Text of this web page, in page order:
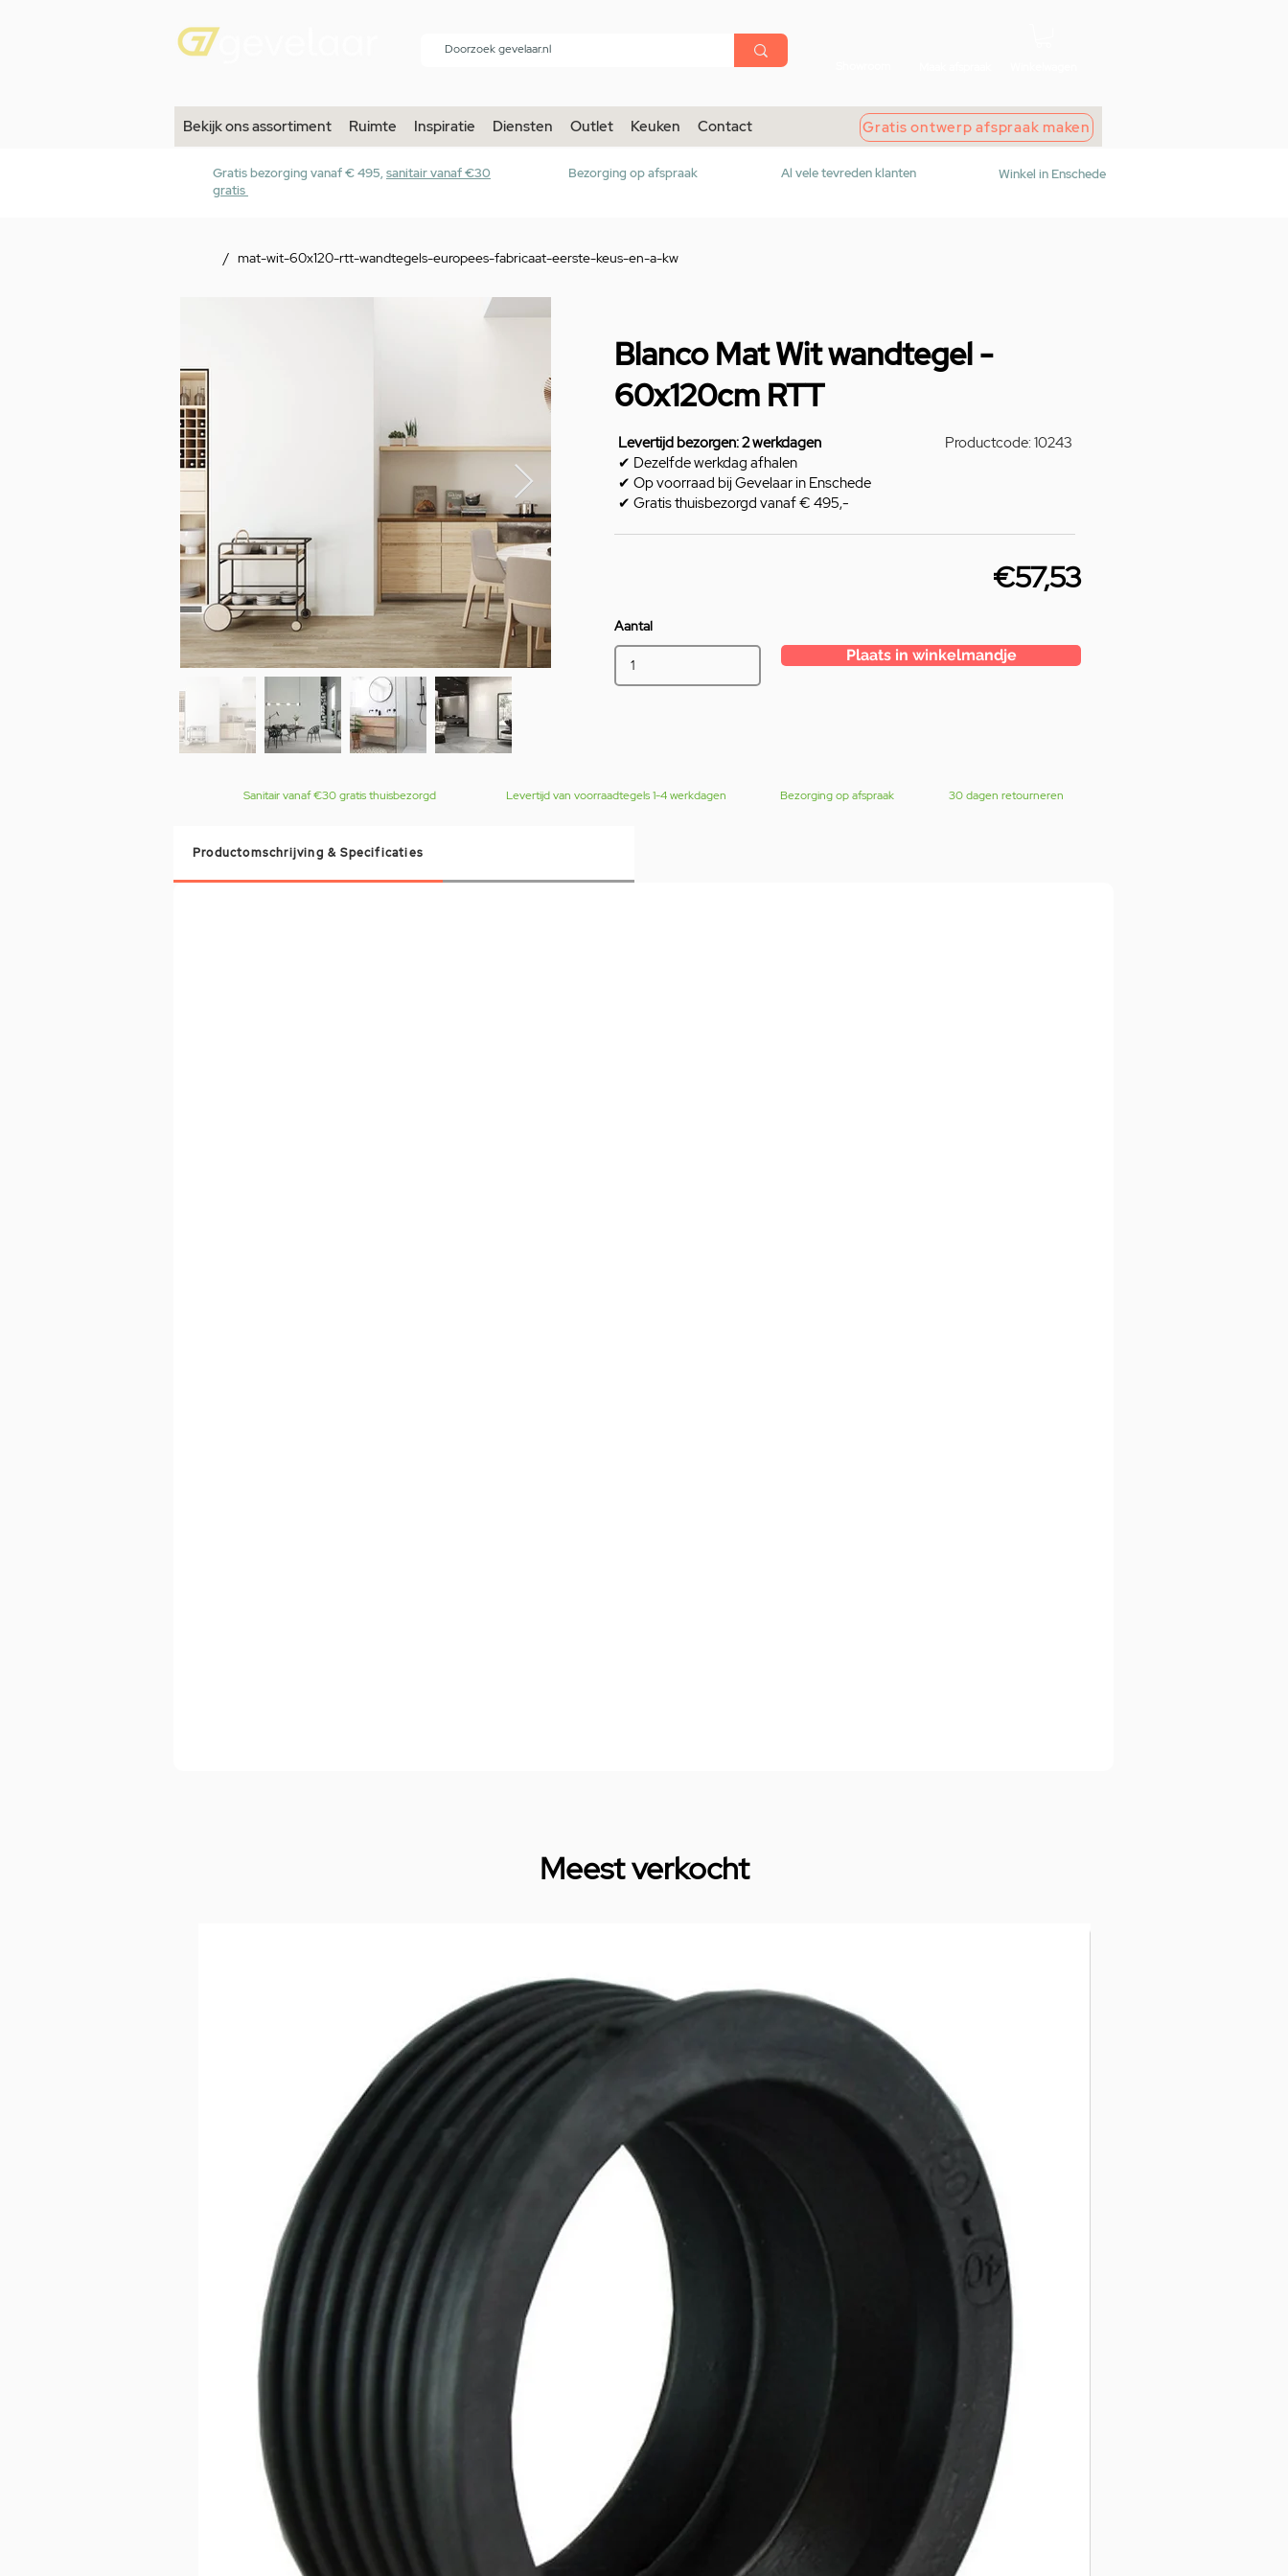
menu
Bekijk ons assortiment Ruimte Inspiratie Diensten Outlet Keuken Contact Gratis ontwerp afspraak maken
Gratis bezorging vanaf € 495, sanitair vanaf €30
gratis
Bezorging op afspraak Al vele tevreden klanten Winkel in Enschede
/ mat-wit-60x120-rtt-wandtegels-europees-fabricaat-eerste-keus-en-a-kw
Blanco Mat Wit wandtegel -
60x120cm RTT
Levertijd bezorgen: 2 werkdagen
✔ Dezelfde werkdag afhalen
✔ Op voorraad bij Gevelaar in Enschede
✔ Gratis thuisbezorgd vanaf € 495,-
Productcode: 10243
€57,53
Aantal
Plaats in winkelmandje
Sanitair vanaf €30 gratis thuisbezorgd Levertijd van voorraadtegels 1-4 werkdagen Bezorging op afspraak 30 dagen retourneren
Productomschrijving & Specificaties
Meest verkocht